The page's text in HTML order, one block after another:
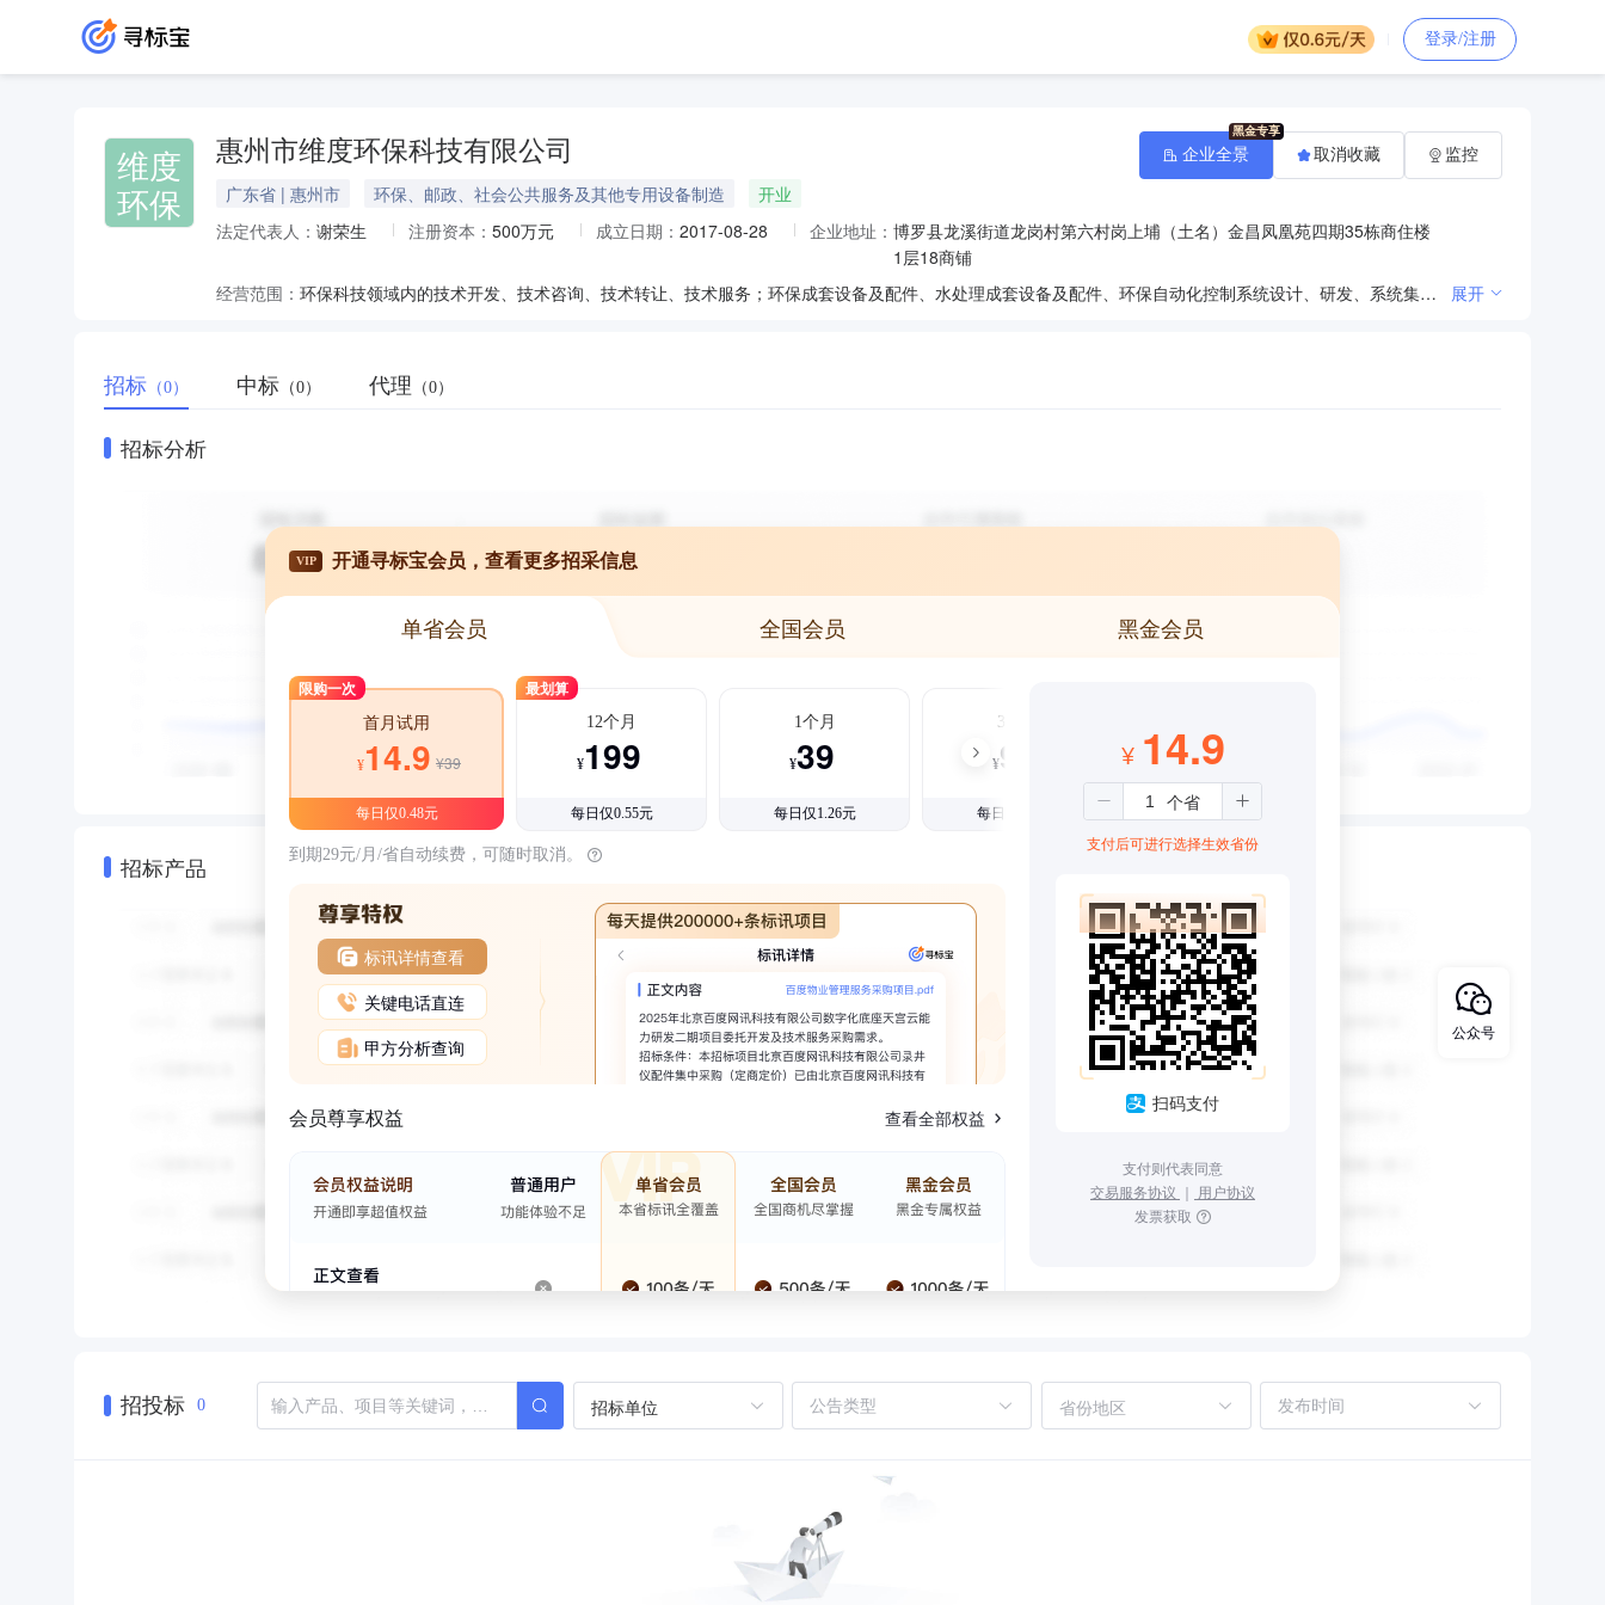
登录/注册
维度
环保
惠州市维度环保科技有限公司
广东省 | 惠州市 环保、邮政、社会公共服务及其他专用设备制造
开业
法定代表人： 谢荣生 注册资本： 500万元 成立日期： 2017-08-28 企业地址： 博罗县龙溪街道龙岗村第六村岗上埔（土名）金昌凤凰苑四期35栋商住楼
1层18商铺
经营范围：
环保科技领域内的技术开发、技术咨询、技术转让、技术服务；环保成套设备及配件、水处理成套设备及配件、环保自动化控制系统设计、研发、系统集成及销售；水泵、阀门、机电设备、仪器仪表的销售；环保工程；防腐保湿工程；房屋建筑工程；市政工程；机电设备；安装工程；钢结构工程；研发、销售：环境污染处理专用药剂材料、环境保护专用设备、机电设备、化工原料（不含危险化学品）；大气环境污染治理工程，建筑装饰工程，机械设备安装工程。(依法须经批准的项目，经相关部门批准后方可开展经营活动) 展开
企业全景 取消收藏 监控
招标 （0） 中标 （0） 代理 （0）
招标分析
招标产品
VIP 开通寻标宝会员，查看更多招采信息
单省会员 全国会员 黑金会员
限购一次
首月试用
¥14.9 ¥39
每日仅0.48元
最划算
12个月
¥199
每日仅0.55元
1个月
¥39
每日仅1.26元
3个月
¥99
每日仅1.08元
到期29元/月/省自动续费，可随时取消。
标讯详情查看
关键电话直连
甲方分析查询
会员尊享权益 查看全部权益
¥ 14.9
支付后可进行选择生效省份
扫码支付
支付则代表同意
交易服务协议 ｜ 用户协议
发票获取
招投标 0 招标单位 省份地区
公众号